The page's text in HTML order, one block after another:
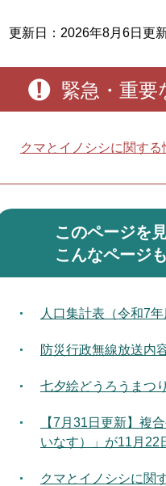
更新日：2026年8月6日更
緊急・重要
クマとイノシシに関する
このページを
こんなページ
人口集計表（令和7年
防災行政無線放送内
七夕絵どうろうまつり
【7月31日更新】複
いなす）」が11月22
クマとイノシシに関